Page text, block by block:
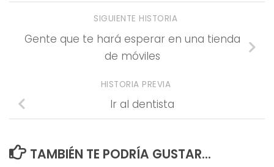
SIGUIENTE HISTORIA
Gente que te hará esperar en una tienda
de móviles
HISTORIA PREVIA
Ir al dentista
TAMBIÉN TE PODRÍA GUSTAR...